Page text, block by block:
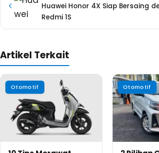
Huawei Honor 4X Siap Bersaing
Redmi 1S
Artikel Terkait
Otomotif Otomotif